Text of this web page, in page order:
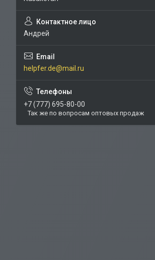
Андрей
helpfer.de@mail.ru
+7 (777) 695-80-00
Так же по вопросам оптовых продаж